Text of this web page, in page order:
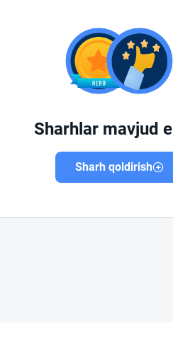
Sharhlar mavjud
Sharh qoldirish